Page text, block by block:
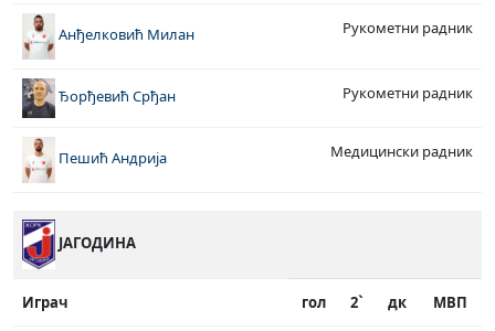
Анђелковић Милан Рукометни радник
Ђорђевић Срђан Рукометни радник
Пешић Андрија Медицински радник
ЈАГОДИНА
Играч гол 2` дк МВП